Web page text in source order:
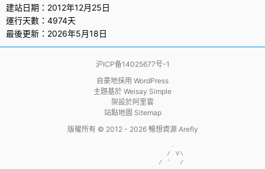
建站日期：2012年12月25日
運行天數：4974天
最後更新：2026年5月18日
沪ICP备14025677号-1
自豪地採用 WordPress
主題基於 Weisay Simple
架設於阿里雲
站點地圖 Sitemap
版權所有 © 2012 - 2026 暢想資源 Arefly
                     .
                    / V\
                  / `  /